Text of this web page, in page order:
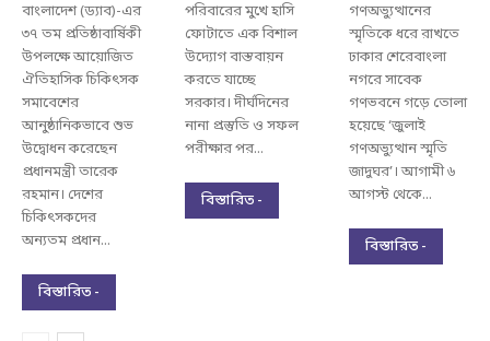
বাংলাদেশ (ড্যাব)-এর
৩৭ তম প্রতিষ্ঠাবার্ষিকী
উপলক্ষে আয়োজিত
ঐতিহাসিক চিকিৎসক
সমাবেশের
আনুষ্ঠানিকভাবে শুভ
উদ্বোধন করেছেন
প্রধানমন্ত্রী তারেক
রহমান। দেশের
চিকিৎসকদের
অন্যতম প্রধান...
বিস্তারিত -
পরিবারের মুখে হাসি
ফোটাতে এক বিশাল
উদ্যোগ বাস্তবায়ন
করতে যাচ্ছে
সরকার। দীর্ঘদিনের
নানা প্রস্তুতি ও সফল
পরীক্ষার পর...
বিস্তারিত -
গণঅভ্যুত্থানের
স্মৃতিকে ধরে রাখতে
ঢাকার শেরেবাংলা
নগরে সাবেক
গণভবনে গড়ে তোলা
হয়েছে ‘জুলাই
গণঅভ্যুত্থান স্মৃতি
জাদুঘর’। আগামী ৬
আগস্ট থেকে...
বিস্তারিত -